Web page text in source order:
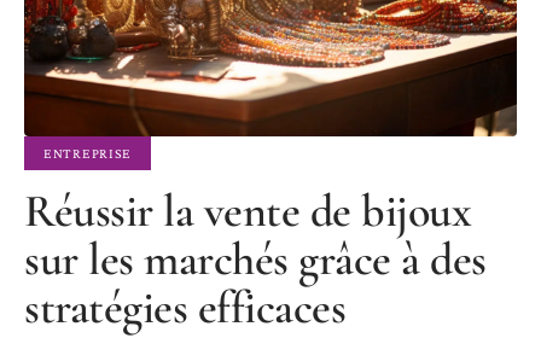
ENTREPRISE
Réussir la vente de bijoux
sur les marchés grâce à des
stratégies efficaces